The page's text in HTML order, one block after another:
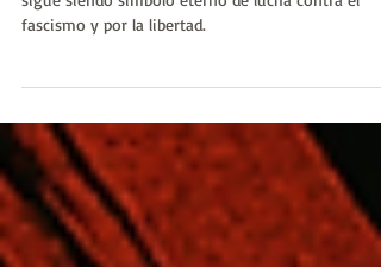
Huellas de la Historia
El 25 de abril Italia celebra su Liberación. *Bella
fascismo y por la libertad.